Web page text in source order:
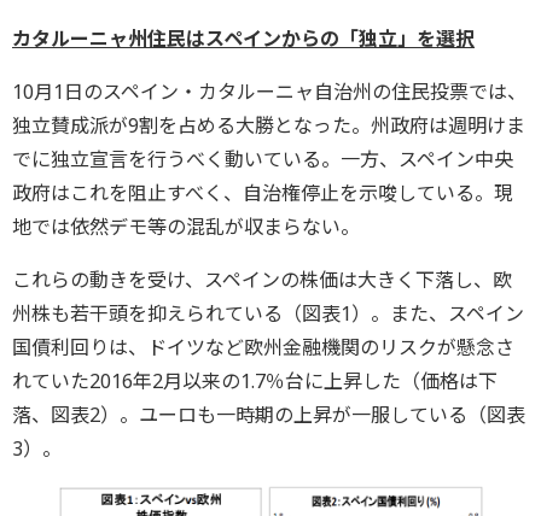
カタルーニャ州住民はスペインからの「独立」を選択
10月1日のスペイン・カタルーニャ自治州の住民投票では、
独立賛成派が9割を占める大勝となった。州政府は週明けま
でに独立宣言を行うべく動いている。一方、スペイン中央
政府はこれを阻止すべく、自治権停止を示唆している。現
地では依然デモ等の混乱が収まらない。
これらの動きを受け、スペインの株価は大きく下落し、欧
州株も若干頭を抑えられている（図表1）。また、スペイン
国債利回りは、ドイツなど欧州金融機関のリスクが懸念さ
れていた2016年2月以来の1.7％台に上昇した（価格は下
落、図表2）。ユーロも一時期の上昇が一服している（図表
3）。